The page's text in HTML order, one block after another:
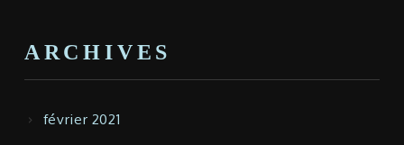
ARCHIVES
février 2021